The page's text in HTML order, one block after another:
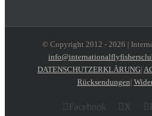
© Copyright 2012 - 2026 |
DATENSCHUTZERKLÄRUNG|
Rücksendungen|
Facebook X